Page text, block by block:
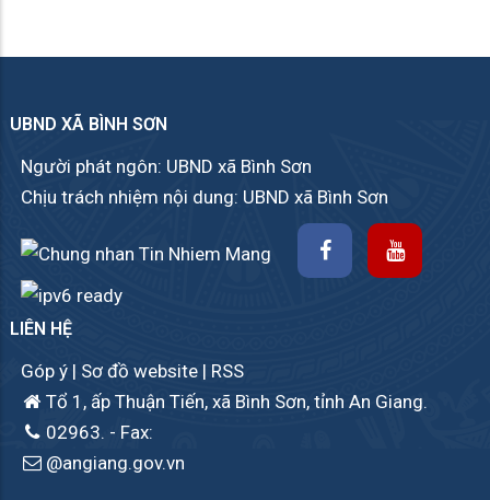
UBND XÃ BÌNH SƠN
Người phát ngôn: UBND xã Bình Sơn
Chịu trách nhiệm nội dung: UBND xã Bình Sơn
LIÊN HỆ
Góp ý | Sơ đồ website | RSS
Tổ 1, ấp Thuận Tiến, xã Bình Sơn, tỉnh An Giang.
02963. - Fax:
@angiang.gov.vn